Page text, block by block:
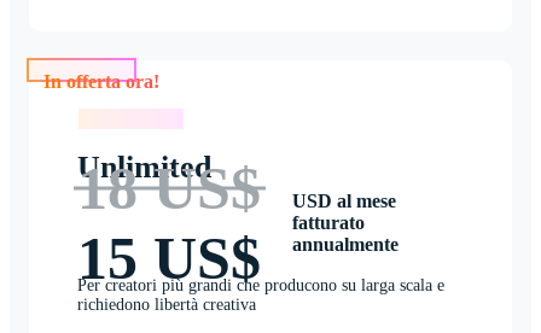
Unlimited
18 US$
15 US$
USD al mese
fatturato
annualmente
Per creatori più grandi che producono su larga scala e
richiedono libertà creativa